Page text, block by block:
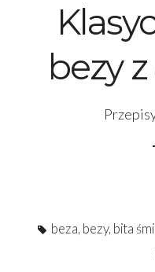
bezy
beza, bezy, bita